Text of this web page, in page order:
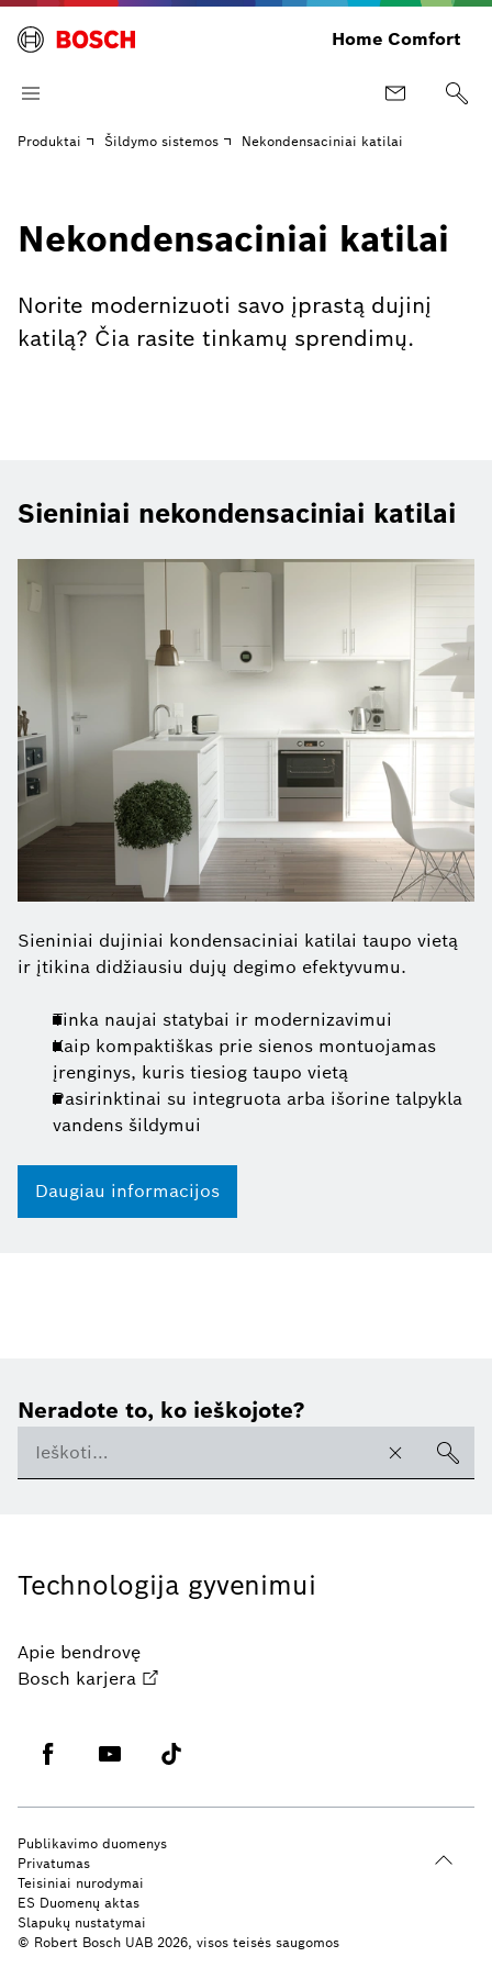
Home Comfort
Produktai Šildymo sistemos Nekondensaciniai katilai
Nekondensaciniai katilai
Norite modernizuoti savo įprastą dujinį
katilą? Čia rasite tinkamų sprendimų.
Sieniniai nekondensaciniai katilai
Sieniniai dujiniai kondensaciniai katilai taupo vietą
ir įtikina didžiausiu dujų degimo efektyvumu.
Tinka naujai statybai ir modernizavimui
Kaip kompaktiškas prie sienos montuojamas
įrenginys, kuris tiesiog taupo vietą
Pasirinktinai su integruota arba išorine talpykla
vandens šildymui
Daugiau informacijos
Neradote to, ko ieškojote?
Technologija gyvenimui
Apie bendrovę
Bosch karjera
© Robert Bosch UAB 2026, visos teisės saugomos
Publikavimo duomenys
Privatumas
Teisiniai nurodymai
ES Duomenų aktas
Slapukų nustatymai